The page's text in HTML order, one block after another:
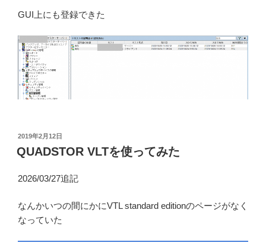
GUI上にも登録できた
投
稿
日:
2019年2月12日
QUADSTOR VLTを使ってみた
2026/03/27追記
なんかいつの間にかにVTL standard editionのページがなく
なっていた